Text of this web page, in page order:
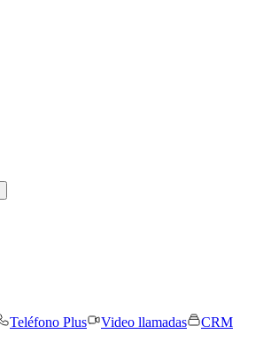
Teléfono Plus Video llamadas
CRM